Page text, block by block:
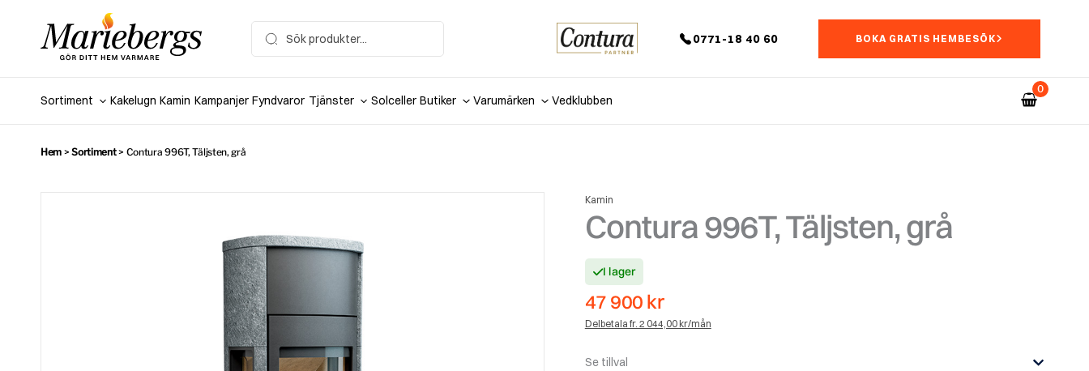
for:
0771-18 40 60 BOKA GRATIS HEMBESÖK
Sortiment Kakelugn Kamin Kampanjer Fyndvaror Tjänster Solceller Butiker Varumärken Vedklubben
Hem >Sortiment> Contura 996T, Täljsten, grå
Kamin
Contura 996T, Täljsten, grå
I lager
47 900 kr
Delbetala fr. 2 044,00 kr/mån
Se tillval